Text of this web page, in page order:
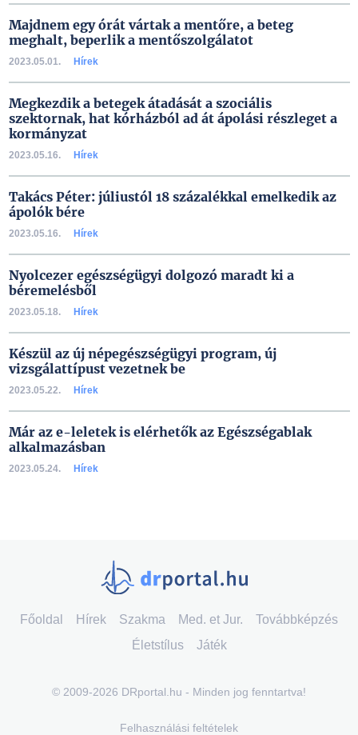
Majdnem egy órát vártak a mentőre, a beteg
meghalt, beperlik a mentőszolgálatot
2023.05.01. Hírek
Megkezdik a betegek átadását a szociális
szektornak, hat kórházból ad át ápolási részleget a
kormányzat
2023.05.16. Hírek
Takács Péter: júliustól 18 százalékkal emelkedik az
ápolók bére
2023.05.16. Hírek
Nyolcezer egészségügyi dolgozó maradt ki a
béremelésből
2023.05.18. Hírek
Készül az új népegészségügyi program, új
vizsgálattípust vezetnek be
2023.05.22. Hírek
Már az e-leletek is elérhetők az Egészségablak
alkalmazásban
2023.05.24. Hírek
Főoldal Hírek Szakma Med. et Jur.
Továbbképzés
Életstílus
Játék
© 2009-2026 DRportal.hu - Minden jog fenntartva!
Felhasználási feltételek